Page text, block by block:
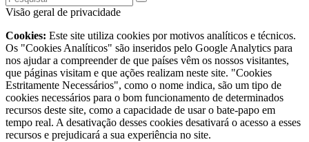
Visão geral de privacidade
Cookies: Este site utiliza cookies por motivos analíticos e técnicos.
Os "Cookies Analíticos" são inseridos pelo Google Analytics para
nos ajudar a compreender de que países vêm os nossos visitantes,
que páginas visitam e que ações realizam neste site. "Cookies
Estritamente Necessários", como o nome indica, são um tipo de
cookies necessários para o bom funcionamento de determinados
recursos deste site, como a capacidade de usar o bate-papo em
tempo real. A desativação desses cookies desativará o acesso a esses
recursos e prejudicará a sua experiência no site.